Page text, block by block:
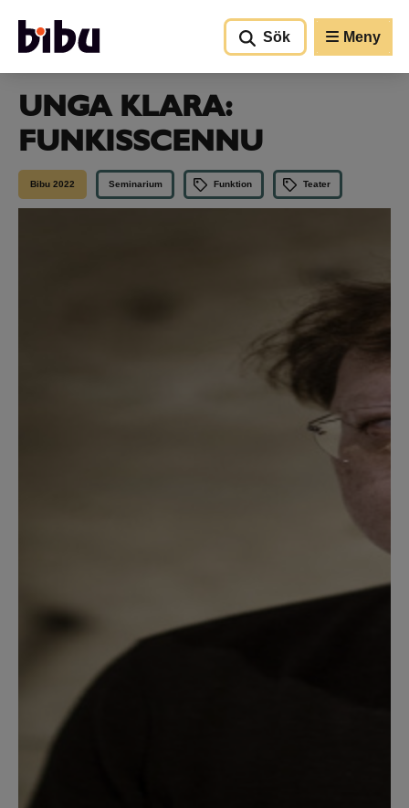
Sök
Meny
UNGA KLARA:
FUNKISSCENNU
Bibu 2022 Seminarium Funktion Teater